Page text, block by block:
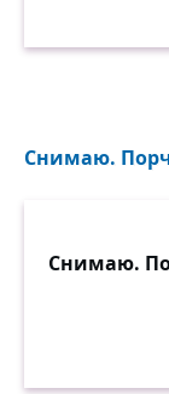
Снимаю.
Снимаю.